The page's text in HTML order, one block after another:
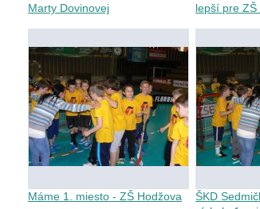
Marty Dovinovej
lepší pre ZŠ
Máme 1. miesto - ZŠ Hodžova
ŠKD